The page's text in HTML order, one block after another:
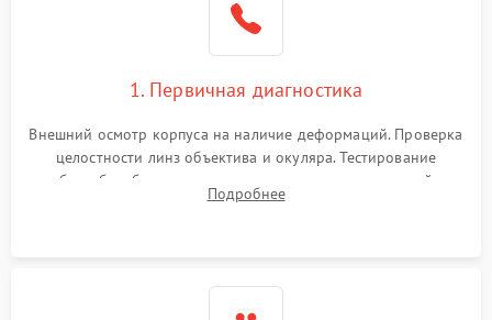
1000 ₽
защиты от перегрева
Поломка системы защиты
1000 ₽
1. Первичная диагностика
Внешний осмотр корпуса на наличие деформаций. Проверка
целостности линз объектива и окуляра. Тестирование
работы барабанчиков ввода поправок, кольца отстройки
параллакса и зума. Выявление сколов, внутренних
Подробнее